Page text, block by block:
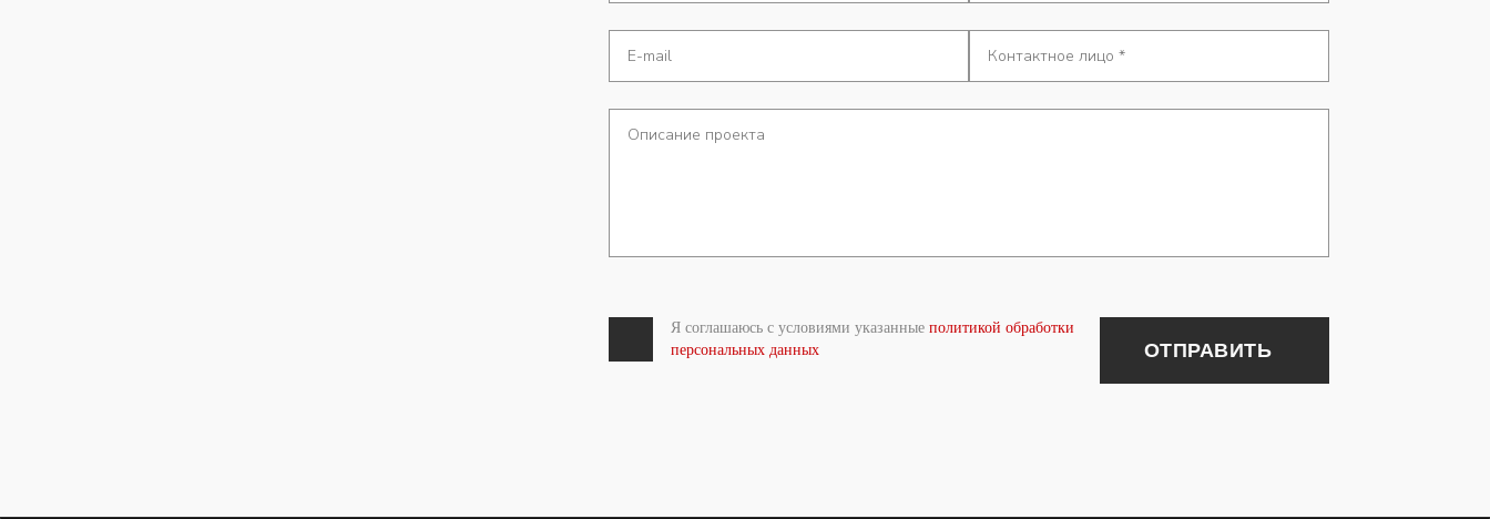
Я соглашаюсь с условиями указанные политикой обработки
персональных данных
ОТПРАВИТЬ